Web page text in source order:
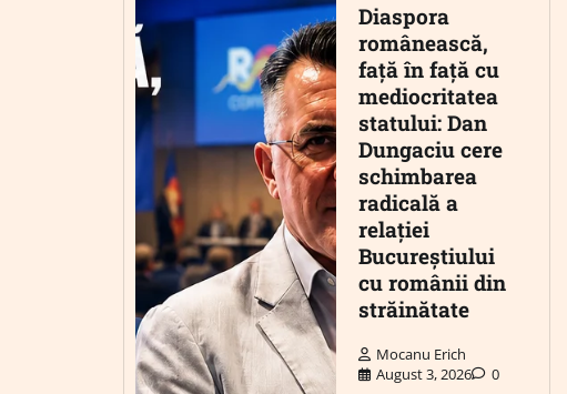
Diaspora
românească,
față în față cu
mediocritatea
statului: Dan
Dungaciu cere
schimbarea
radicală a
relației
Bucureștiului
cu românii din
străinătate
Mocanu Erich
August 3, 2026
0